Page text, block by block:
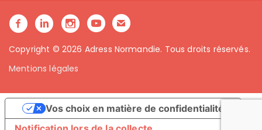
Copyright © 2026 Adress Normandie. Tous droits réservés.
Mentions légales
Vos choix en matière de confidentialité